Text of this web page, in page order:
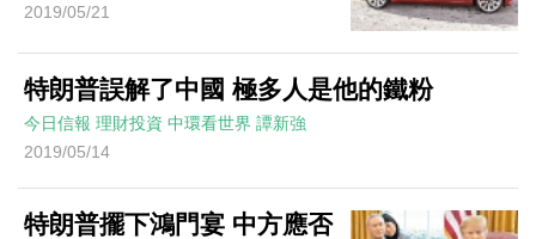
2019/05/21
特朗普誤解了中國 極多人是他的鐵粉
今日信報 理財投資 中環看世界 譚新強
2019/05/14
特朗普擺下鴻門宴 中方應否